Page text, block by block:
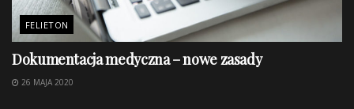
FELIETON
Dokumentacja medyczna – nowe zasady
26 MAJA 2020